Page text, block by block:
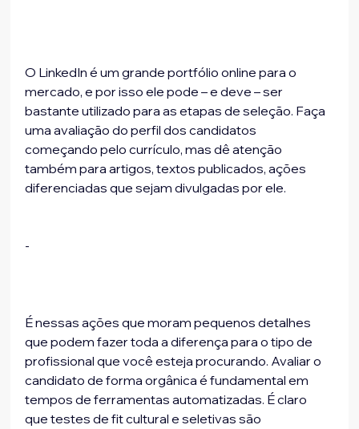
O LinkedIn é um grande portfólio online para o
mercado, e por isso ele pode – e deve – ser
bastante utilizado para as etapas de seleção. Faça
uma avaliação do perfil dos candidatos
começando pelo currículo, mas dê atenção
também para artigos, textos publicados, ações
diferenciadas que sejam divulgadas por ele.
-
É nessas ações que moram pequenos detalhes
que podem fazer toda a diferença para o tipo de
profissional que você esteja procurando. Avaliar o
candidato de forma orgânica é fundamental em
tempos de ferramentas automatizadas. É claro
que testes de fit cultural e seletivas são